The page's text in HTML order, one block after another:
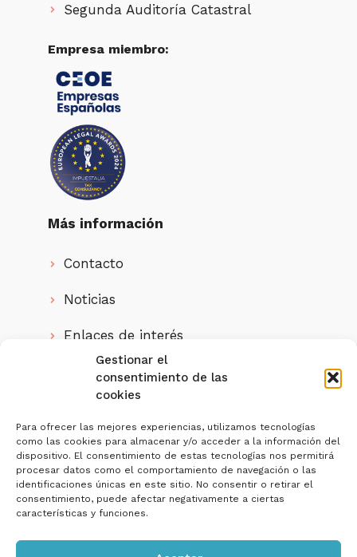
Gestionar el
consentimiento de las
cookies
Para ofrecer las mejores experiencias, utilizamos tecnologías
como las cookies para almacenar y/o acceder a la información del
dispositivo. El consentimiento de estas tecnologías nos permitirá
procesar datos como el comportamiento de navegación o las
identificaciones únicas en este sitio. No consentir o retirar el
consentimiento, puede afectar negativamente a ciertas
características y funciones.
Segunda Auditoría Catastral
Empresa miembro:
Más información
Contacto
Noticias
Enlaces de interés
Quienes somos
IMPUESTALIA, S.L. ha sido beneficiariadel
Programa Investigo de la Junta de
Andalucíapara la contratación de personas
jóvenes demandantes de empleo en la realización
de iniciativas de investigación e innovación, en el
marco del Plan de Recuperación, Transformación y
Nº Expediente:SE/INV/0018/2022